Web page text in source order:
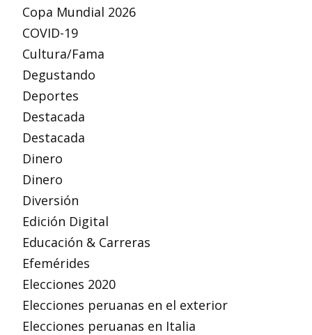
Copa Mundial 2026
COVID-19
Cultura/Fama
Degustando
Deportes
Destacada
Destacada
Dinero
Dinero
Diversión
Edición Digital
Educación & Carreras
Efemérides
Elecciones 2020
Elecciones peruanas en el exterior
Elecciones peruanas en Italia